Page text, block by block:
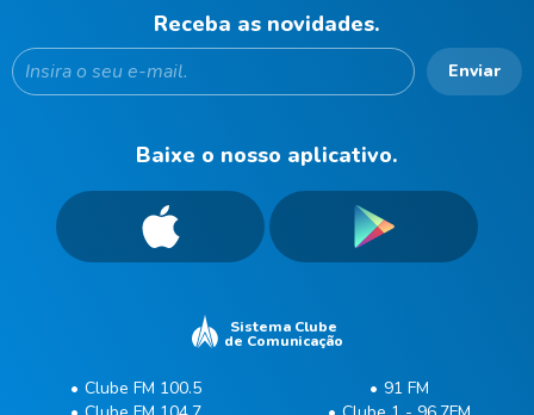
Receba as novidades.
Enviar
Baixe o nosso aplicativo.
Sistema Clube
de Comunicação
Clube FM 100.5
91 FM